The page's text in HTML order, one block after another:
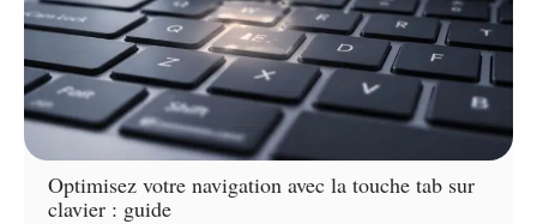
Optimisez votre navigation avec la touche tab sur
clavier : guide